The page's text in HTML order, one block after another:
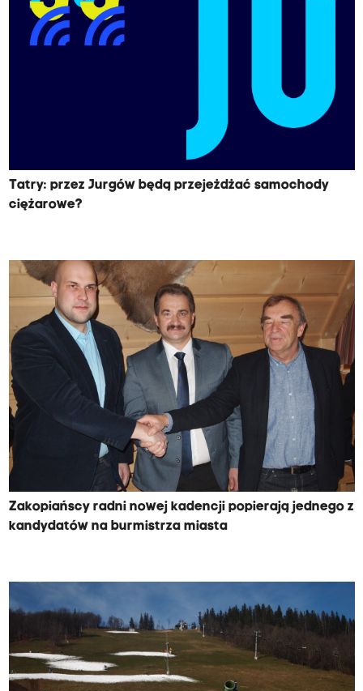
Tatry: przez Jurgów będą przejeżdżać samochody
ciężarowe?
Zakopiańscy radni nowej kadencji popierają jednego z
kandydatów na burmistrza miasta